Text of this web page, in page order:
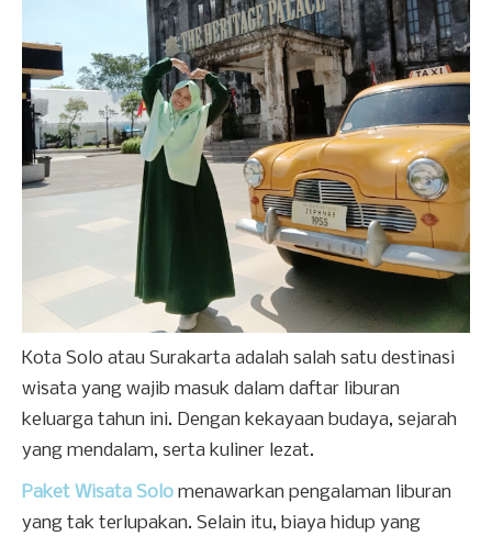
Kota Solo atau Surakarta adalah salah satu destinasi
wisata yang wajib masuk dalam daftar liburan
keluarga tahun ini. Dengan kekayaan budaya, sejarah
yang mendalam, serta kuliner lezat.
Paket Wisata Solo menawarkan pengalaman liburan
yang tak terlupakan. Selain itu, biaya hidup yang